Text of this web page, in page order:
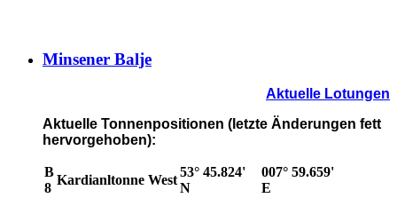
Minsener Balje
Aktuelle Lotungen
Aktuelle Tonnenpositionen (letzte Änderungen fett
hervorgehoben):
B
8
Kardianltonne West
53° 45.824'
N
007° 59.659'
E